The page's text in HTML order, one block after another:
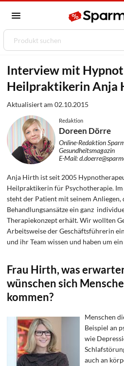
Interview mit
Heilpraktikerin Anja
Aktualisiert am 02.10.2015
Redaktion
Doreen Dörre
Online-Redaktion
Gesundheitsmagazin
E-Mail:
Anja Hirth ist seit 2005
Heilpraktikerin für Psychotherapie.
steht der Patient mit seinem
Behandlungsansätze ein ganz
Therapiekonzept erhält. Wir wollten
Arbeitsweise der Geschäftsführerin
und ihr Team wissen und haben um
Frau Hirth, was
wünschen sich
kommen?
Menschen
Beispiel an
wie
auch an